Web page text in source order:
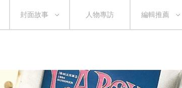
封面故事 人物專訪 編輯推薦